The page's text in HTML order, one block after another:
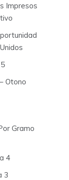
Impresos
Otono
Gramo
4
3